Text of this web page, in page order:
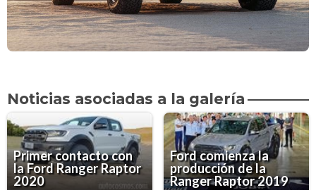
Noticias asociadas a la galería
Primer contacto con
la Ford Ranger Raptor
2020
Ford comienza la
producción de la
Ranger Raptor 2019